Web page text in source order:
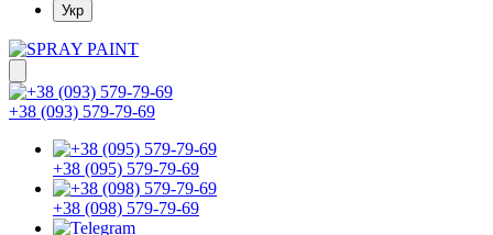
Укр
+38 (093) 579-79-69
+38 (095) 579-79-69
+38 (098) 579-79-69